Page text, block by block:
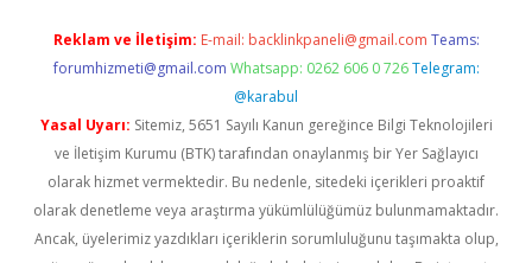
Reklam ve İletişim: E-mail: backlinkpaneli@gmail.com Teams:
forumhizmeti@gmail.com Whatsapp: 0262 606 0 726 Telegram:
@karabul
Yasal Uyarı: Sitemiz, 5651 Sayılı Kanun gereğince Bilgi Teknolojileri
ve İletişim Kurumu (BTK) tarafından onaylanmış bir Yer Sağlayıcı
olarak hizmet vermektedir. Bu nedenle, sitedeki içerikleri proaktif
olarak denetleme veya araştırma yükümlülüğümüz bulunmamaktadır.
Ancak, üyelerimiz yazdıkları içeriklerin sorumluluğunu taşımakta olup,